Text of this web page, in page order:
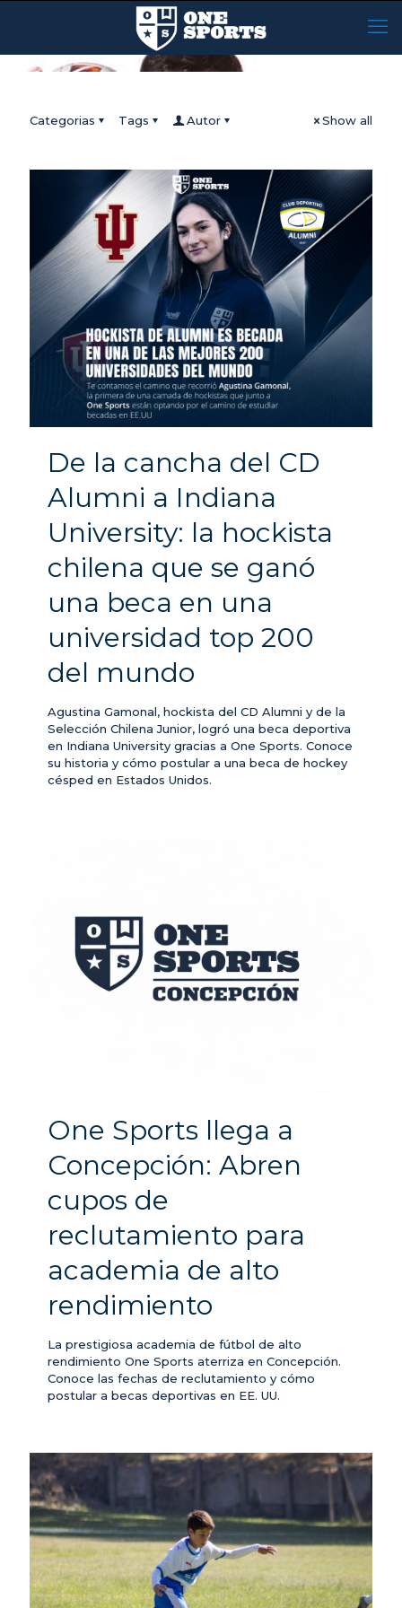
Categorias Tags Autor Show all
De la cancha del CD
Alumni a Indiana
University: la hockista
chilena que se ganó
una beca en una
universidad top 200
del mundo
Agustina Gamonal, hockista del CD Alumni y de la
Selección Chilena Junior, logró una beca deportiva
en Indiana University gracias a One Sports. Conoce
su historia y cómo postular a una beca de hockey
césped en Estados Unidos.
One Sports llega a
Concepción: Abren
cupos de
reclutamiento para
academia de alto
rendimiento
La prestigiosa academia de fútbol de alto
rendimiento One Sports aterriza en Concepción.
Conoce las fechas de reclutamiento y cómo
postular a becas deportivas en EE. UU.